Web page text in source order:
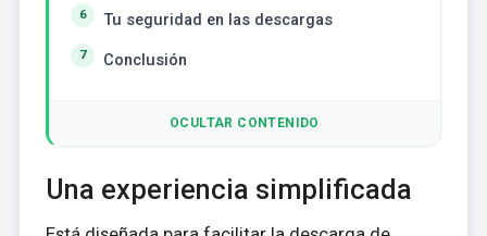
Tu seguridad en las descargas
Conclusión
OCULTAR CONTENIDO
Una experiencia simplificada